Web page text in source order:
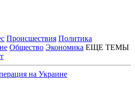
Происшествия Политика
Общество Экономика ЕЩЕ ТЕМЫ
на Украине